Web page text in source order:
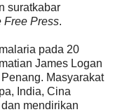
suratkabar
Free Press.
pada 20
James Logan
Masyarakat
India, Cina
mendirikan